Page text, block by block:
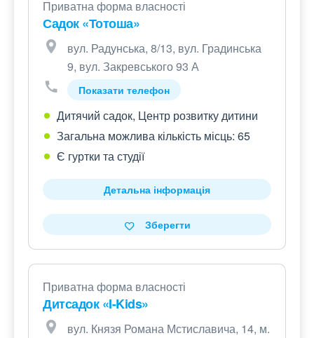
Приватна форма власності
Садок «Тотоша»
вул. Радунська, 8/13, вул. Градинська
9, вул. Закревського 93 А
Показати телефон
Дитячий садок, Центр розвитку дитини
Загальна можлива кількість місць: 65
Є гуртки та студії
Детальна інформація
Зберегти
Приватна форма власності
Дитсадок «I-Kids»
вул. Князя Романа Мстиславича, 14, м.